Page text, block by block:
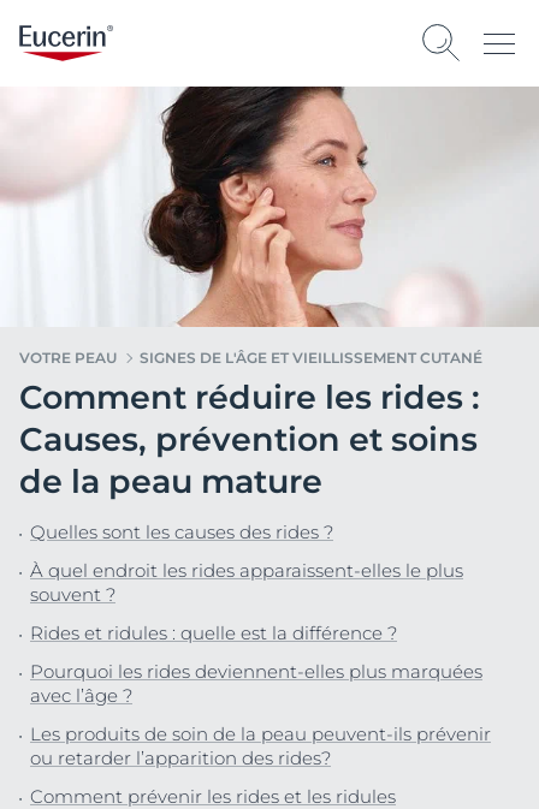
VOTRE PEAU SIGNES DE L'ÂGE ET VIEILLISSEMENT CUTANÉ
Comment réduire les rides :
Causes, prévention et soins
de la peau mature
Quelles sont les causes des rides ?
À quel endroit les rides apparaissent-elles le plus
souvent ?
Rides et ridules : quelle est la différence ?
Pourquoi les rides deviennent-elles plus marquées
avec l’âge ?
Les produits de soin de la peau peuvent-ils prévenir
ou retarder l’apparition des rides?
Comment prévenir les rides et les ridules